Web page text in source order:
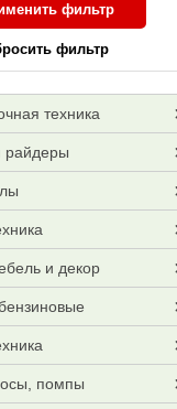
фильтр
фильтр
техника
райдеры
и декор
помпы